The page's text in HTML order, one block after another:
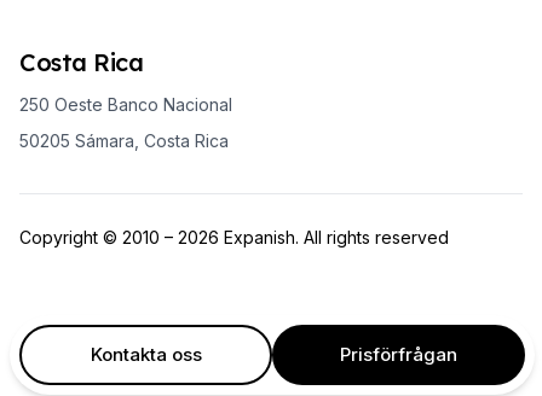
Costa Rica
250 Oeste Banco Nacional
50205 Sámara, Costa Rica
Copyright © 2010 – 2026 Expanish. All rights reserved
Kontakta oss Prisförfrågan